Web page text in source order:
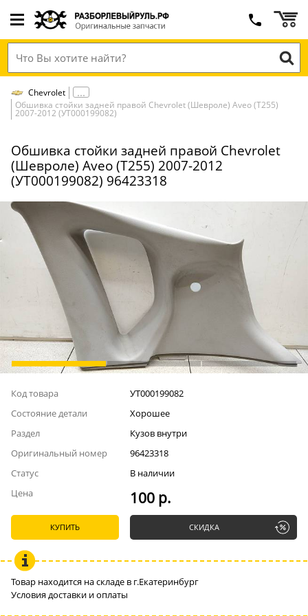
Chevrolet
Обшивка стойки задней правой Chevrolet (Шевроле) Aveo (T255)
2007-2012 (УТ000199082)
Обшивка стойки задней правой Chevrolet
(Шевроле) Aveo (T255) 2007-2012
(УТ000199082) 96423318
Код товара
УТ000199082
Состояние детали
Хорошее
Раздел
Кузов внутри
Оригинальный номер
96423318
Статус
В наличии
Цена
100 р.
КУПИТЬ СКИДКА
Товар находится на складе в г.Екатеринбург
Условия доставки и оплаты